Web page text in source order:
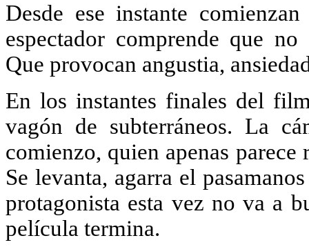
Desde ese instante
espectador comprende que
Que provocan angustia,
En los instantes finales del
vagón de subterráneos. La
comienzo, quien apenas
Se levanta, agarra el
protagonista esta vez no va a
película termina.